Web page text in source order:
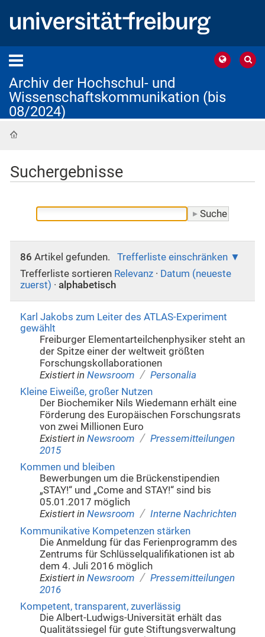
Archiv der Hochschul- und
Wissenschaftskommunikation (bis
08/2024)
Suchergebnisse
86 Artikel gefunden.
Trefferliste einschränken
Trefferliste sortieren Relevanz · Datum (neueste
zuerst) · alphabetisch
Karl Jakobs zum Leiter des ATLAS-Experiment
gewählt
Freiburger Elementarteilchenphysiker steht an
der Spitze einer der weltweit größten
Forschungskollaborationen
Existiert in Newsroom / Personalia
Kleine Eiweiße, großer Nutzen
Der Biochemiker Nils Wiedemann erhält eine
Förderung des Europäischen Forschungsrats
von zwei Millionen Euro
Existiert in Newsroom / Pressemitteilungen
2015
Kommen und bleiben
Bewerbungen um die Brückenstipendien
„STAY!“ und „Come and STAY!“ sind bis
05.01.2017 möglich
Existiert in Newsroom / Interne Nachrichten
Kommunikative Kompetenzen stärken
Die Anmeldung für das Ferienprogramm des
Zentrums für Schlüsselqualifikationen ist ab
dem 4. Juli 2016 möglich
Existiert in Newsroom / Pressemitteilungen
2016
Kompetent, transparent, zuverlässig
Die Albert-Ludwigs-Universität erhält das
Qualitätssiegel für gute Stiftungsverwaltung